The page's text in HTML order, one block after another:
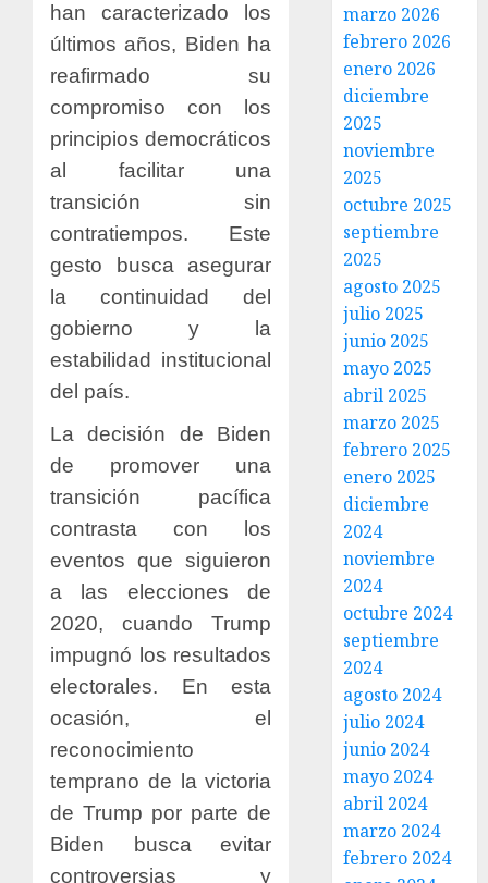
han caracterizado los
últimos años, Biden ha
reafirmado su
compromiso con los
principios democráticos
al facilitar una
transición sin
contratiempos. Este
gesto busca asegurar
la continuidad del
gobierno y la
estabilidad institucional
del país.
La decisión de Biden
de promover una
transición pacífica
contrasta con los
eventos que siguieron
a las elecciones de
2020, cuando Trump
impugnó los resultados
electorales. En esta
ocasión, el
reconocimiento
temprano de la victoria
de Trump por parte de
Biden busca evitar
controversias y
marzo 2026
febrero 2026
enero 2026
diciembre
2025
noviembre
2025
octubre 2025
septiembre
2025
agosto 2025
julio 2025
junio 2025
mayo 2025
abril 2025
marzo 2025
febrero 2025
enero 2025
diciembre
2024
noviembre
2024
octubre 2024
septiembre
2024
agosto 2024
julio 2024
junio 2024
mayo 2024
abril 2024
marzo 2024
febrero 2024